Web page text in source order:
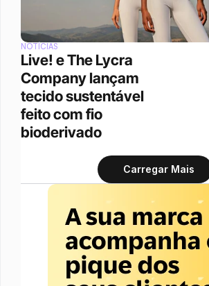
NOTÍCIAS
Live! e The Lycra
Company lançam
tecido sustentável
feito com fio
bioderivado
Carregar Mais